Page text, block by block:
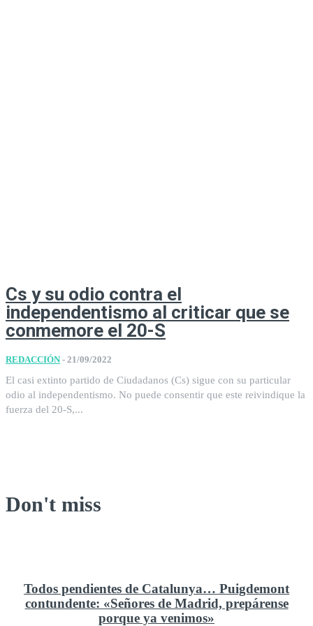
Cs y su odio contra el
independentismo al criticar que se
conmemore el 20-S
REDACCIÓN - 21/09/2022
El casi extinto partido de Ciudadanos (Cs) sigue con su particular
odio al independentismo. No puede consentir que este reivindique la
fuerza del 20-S,...
Don't miss
Todos pendientes de Catalunya… Puigdemont
contundente: «Señores de Madrid, prepárense
porque ya venimos»